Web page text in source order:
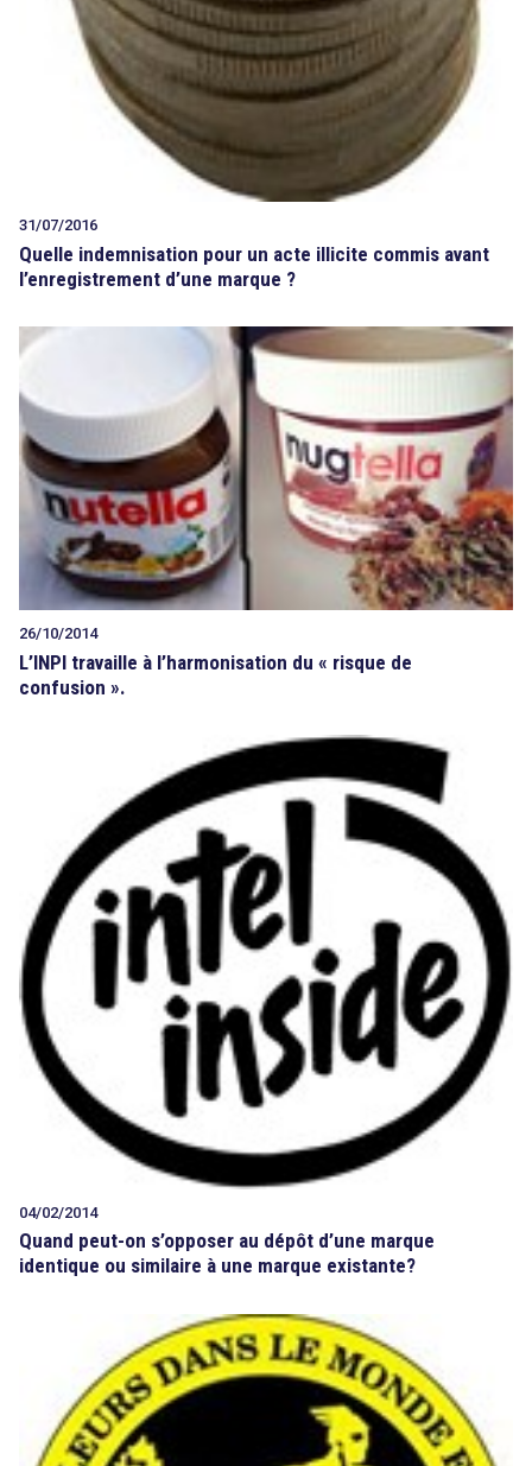
31/07/2016
Quelle indemnisation pour un acte illicite commis avant
l’enregistrement d’une marque ?
26/10/2014
L’INPI travaille à l’harmonisation du « risque de
confusion ».
04/02/2014
Quand peut-on s’opposer au dépôt d’une marque
identique ou similaire à une marque existante?